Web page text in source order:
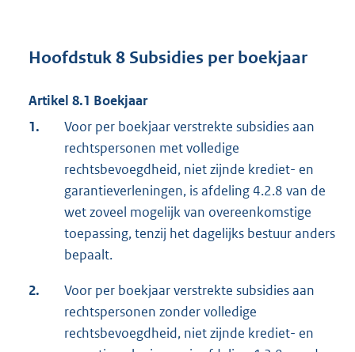
Hoofdstuk 8 Subsidies per boekjaar
Artikel 8.1 Boekjaar
1.
Voor per boekjaar verstrekte subsidies aan
rechtspersonen met volledige
rechtsbevoegdheid, niet zijnde krediet- en
garantieverleningen, is afdeling 4.2.8 van de
wet zoveel mogelijk van overeenkomstige
toepassing, tenzij het dagelijks bestuur anders
bepaalt.
2.
Voor per boekjaar verstrekte subsidies aan
rechtspersonen zonder volledige
rechtsbevoegdheid, niet zijnde krediet- en